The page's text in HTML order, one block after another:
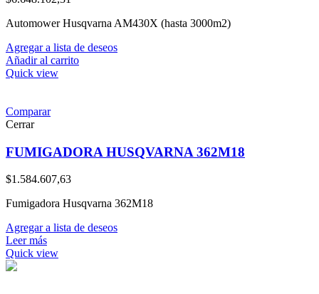
Automower Husqvarna AM430X (hasta 3000m2)
Agregar a lista de deseos
Añadir al carrito
Quick view
Comparar
Cerrar
FUMIGADORA HUSQVARNA 362M18
$1.584.607,63
Fumigadora Husqvarna 362M18
Agregar a lista de deseos
Leer más
Quick view